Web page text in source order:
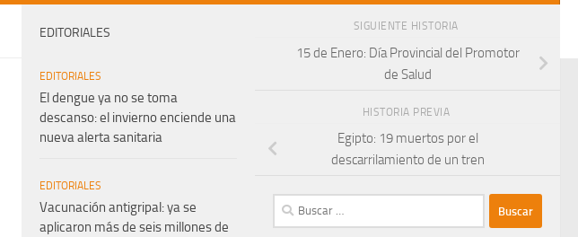
SIGUIENTE HISTORIA
15 de Enero: Día Provincial del Promotor
de Salud
HISTORIA PREVIA
Egipto: 19 muertos por el
descarrilamiento de un tren
Buscar:
EDITORIALES
EDITORIALES
El dengue ya no se toma
descanso: el invierno enciende una
nueva alerta sanitaria
EDITORIALES
Vacunación antigripal: ya se
aplicaron más de seis millones de